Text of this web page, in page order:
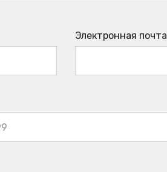
Электронная почта